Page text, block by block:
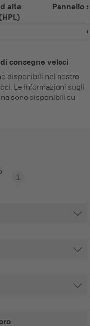
alta
Pannello
consegne veloci
disponibili nel nostro
Le informazioni sugli
sono disponibili su